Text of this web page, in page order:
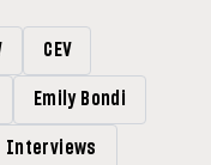
CEV
Emily Bondi
Interviews